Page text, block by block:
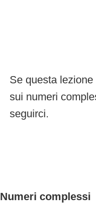
Se questa
sui numeri
seguirci.
Numeri complessi